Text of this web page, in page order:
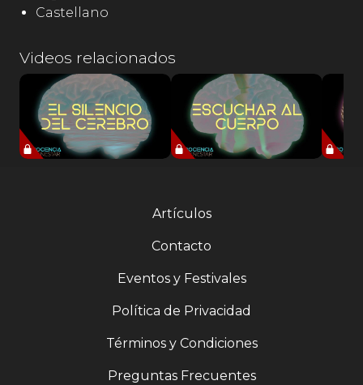
Castellano
Videos relacionados
Artículos
Contacto
Eventos y Festivales
Política de Privacidad
Términos y Condiciones
Preguntas Frecuentes